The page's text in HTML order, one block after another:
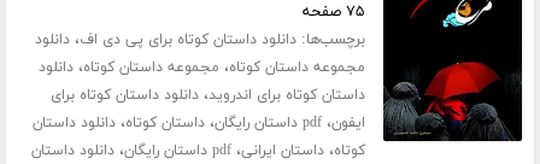
۷۵ صفحه
برچسب‌ها:دانلود داستان کوتاه برای پی دی اف،دانلود
مجموعه داستان کوتاه، مجموعه داستان کوتاه،دانلود
داستان کوتاه برای اندروید،دانلود داستان کوتاه برای
ایفون،pdf داستان رایگان ،داستان کوتاه،دانلود داستان
کوتاه،داستان ایرانی،pdf داستان رایگان ،دانلود داستان